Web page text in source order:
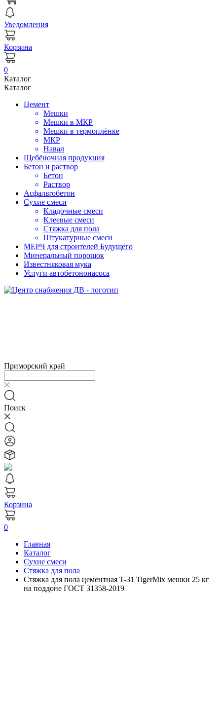
Уведомления
Корзина
0
Каталог
Каталог
Цемент
Мешки
Мешки в МКР
Мешки в термоплёнке
МКР
Навал
Щебёночная продукция
Бетон и раствор
Бетон
Раствор
Асфальтобетон
Сухие смеси
Кладочные смеси
Клеевые смеси
Стяжка для пола
Штукатурные смеси
МЕРЧ для строителей Будущего
Минеральный порошок
Известняковая мука
Услуги автобетононасоса
Приморский край
Поиск
Корзина
0
Главная
Каталог
Сухие смеси
Стяжка для пола
Стяжка для пола цементная T-31 TigerMix мешки 25 кг
на поддоне ГОСТ 31358-2019